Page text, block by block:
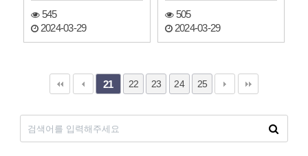
545
2024-03-29
505
2024-03-29
21 22 23 24 25